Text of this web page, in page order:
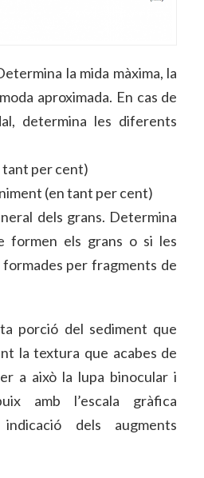
la mida màxima, la
aproximada. En cas de
determina les diferents
per cent)
(en tant per cent)
dels grans. Determina
formen els grans o si les
per fragments de
porció del sediment que
la textura que acabes de
a això la lupa binocular i
amb l’escala gràfica
dels augments